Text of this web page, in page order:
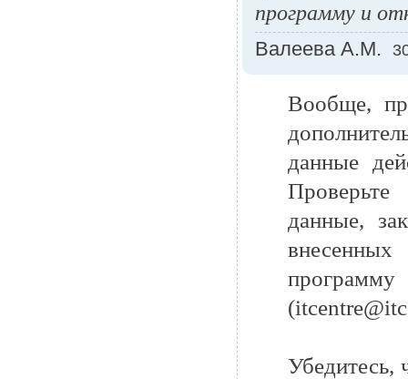
программу и
Валеева А.М.
Вообще,
данные
данные,
Убедитесь,